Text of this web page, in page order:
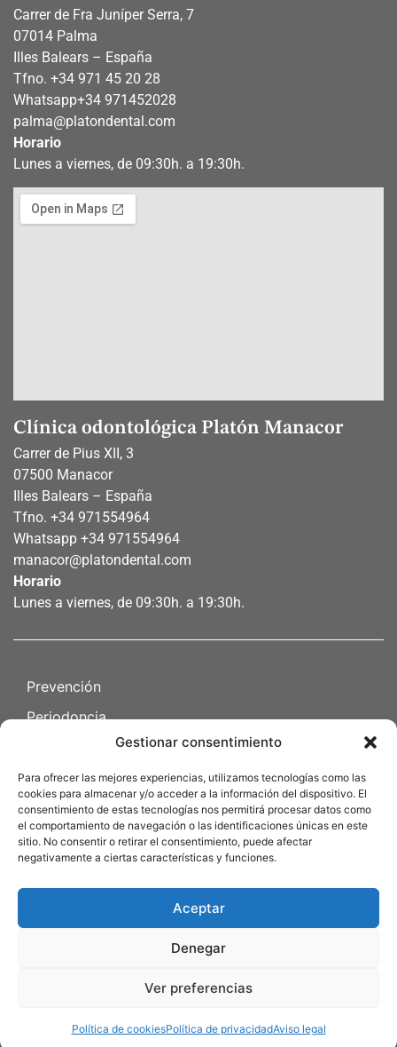
Gestionar consentimiento
Para ofrecer las mejores experiencias, utilizamos tecnologías como las
cookies para almacenar y/o acceder a la información del dispositivo. El
consentimiento de estas tecnologías nos permitirá procesar datos como
el comportamiento de navegación o las identificaciones únicas en este
sitio. No consentir o retirar el consentimiento, puede afectar
negativamente a ciertas características y funciones.
Aceptar
Denegar
Ver preferencias
Política de cookiesPolítica de privacidadAviso legal
Carrer de Fra Juníper Serra, 7
07014 Palma
Illes Balears – España
Tfno. +34 971 45 20 28
Whatsapp+34 971452028
palma@platondental.com
Horario
Lunes a viernes, de 09:30h. a 19:30h.
Clínica odontológica Platón Manacor
Carrer de Pius XII, 3
07500 Manacor
Illes Balears – España
Tfno. +34 971554964
Whatsapp +34 971554964
manacor@platondental.com
Horario
Lunes a viernes, de 09:30h. a 19:30h.
Prevención
Periodoncia
Cirugia oral
Odontopediatría
Política de privacidad
Política de cookies
Declaración de accesibilidad
© 2025 Platón dental SL | Todos los derechos reservados |